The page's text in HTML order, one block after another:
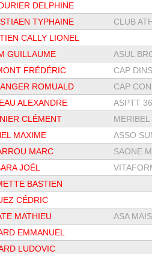
DELPHINE
TYPHAINE
CLUB
CALLY LIONEL
GUILLAUME
ASUL
FRÉDÉRIC
CAP
ROMUALD
CAP
ALEXANDRE
ASPTT
CLÉMENT
MAXIME
ASSO
MARC
SAONE
JOËL
BASTIEN
CÉDRIC
MATHIEU
ASA
EMMANUEL
LUDOVIC